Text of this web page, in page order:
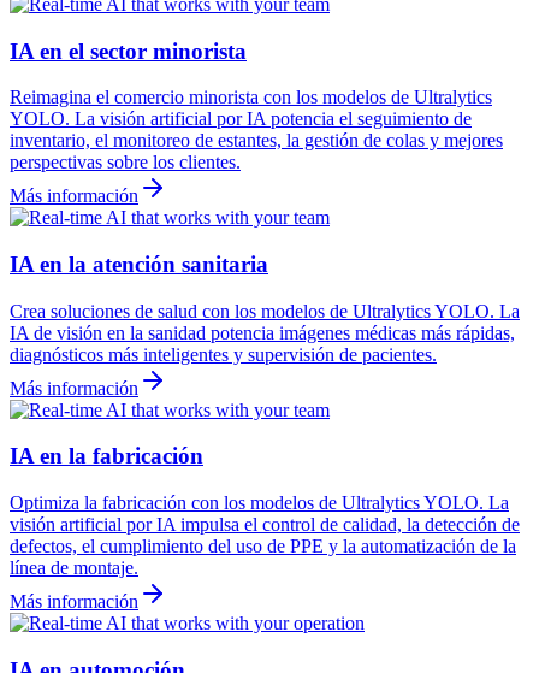
IA en el sector minorista
Reimagina el comercio minorista con los modelos de Ultralytics
YOLO. La visión artificial por IA potencia el seguimiento de
inventario, el monitoreo de estantes, la gestión de colas y mejores
perspectivas sobre los clientes.
Más información
IA en la atención sanitaria
Crea soluciones de salud con los modelos de Ultralytics YOLO. La
IA de visión en la sanidad potencia imágenes médicas más rápidas,
diagnósticos más inteligentes y supervisión de pacientes.
Más información
IA en la fabricación
Optimiza la fabricación con los modelos de Ultralytics YOLO. La
visión artificial por IA impulsa el control de calidad, la detección de
defectos, el cumplimiento del uso de PPE y la automatización de la
línea de montaje.
Más información